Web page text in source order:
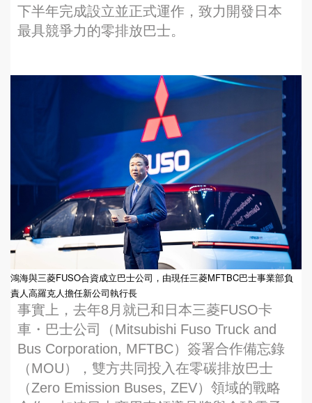
下半年完成設立並正式運作，致力開發日本
最具競爭力的零排放巴士。
鴻海與三菱FUSO合資成立巴士公司，由現任三菱MFTBC巴士事業部負
責人高羅克人擔任新公司執行長
事實上，去年8月就已和日本三菱FUSO卡
車・巴士公司（Mitsubishi Fuso Truck and
Bus Corporation, MFTBC）簽署合作備忘錄
（MOU），雙方共同投入在零碳排放巴士
（Zero Emission Buses, ZEV）領域的戰略